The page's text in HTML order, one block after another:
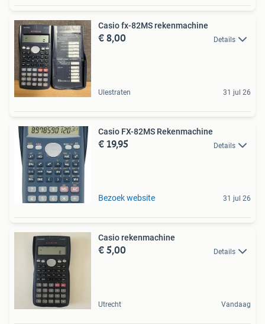
Casio fx-82MS rekenmachine
€ 8,00 Details
Ulestraten 31 jul 26
Casio FX-82MS Rekenmachine
€ 19,95 Details
Bezoek website 31 jul 26
Casio rekenmachine
€ 5,00 Details
Utrecht Vandaag